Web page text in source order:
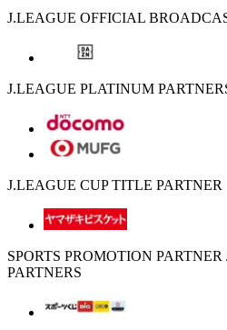
J.LEAGUE OFFICIAL
J.LEAGUE PLATINUM
J.LEAGUE CUP TITLE PARTNER
SPORTS PROMOTION
PARTNERS